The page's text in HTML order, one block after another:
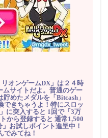
オンゲームDX」は２４時
ムサイトだよ。普通のゲー
めたメダルを「Bitcash」
できちゃうよ！特にスロッ
に突入すると 1回で「3万
から登録すると 通常1,500
お試しポイント進呈中！
でみてね！